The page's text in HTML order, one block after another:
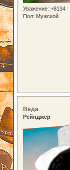
Уважение: +8134
Пол: Мужской
Веда
Рейнджер